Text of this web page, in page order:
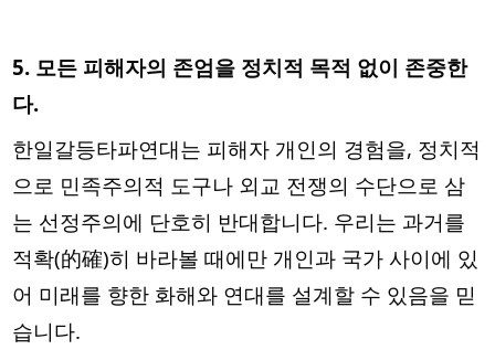
5. 모든 피해자의 존엄을 정치적 목적 없이 존중한
다.
한일갈등타파연대는 피해자 개인의 경험을, 정치적
으로 민족주의적 도구나 외교 전쟁의 수단으로 삼
는 선정주의에 단호히 반대합니다. 우리는 과거를
적확(的確)히 바라볼 때에만 개인과 국가 사이에 있
어 미래를 향한 화해와 연대를 설계할 수 있음을 믿
습니다.